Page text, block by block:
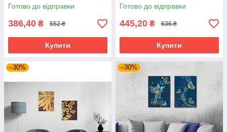
2 шт в наборі
Готово до відправки
386,40 ₴ 552 ₴
Купити
в наборі
Готово до відправки
445,20 ₴ 636 ₴
Купити
–30% –30%